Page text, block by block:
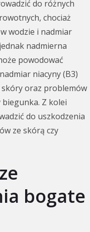
do różnych
chociaż
wodzie i nadmiar
nadmierna
powodować
niacyny (B3)
oraz problemów
biegunka. Z kolei
do uszkodzenia
ze skórą czy
bogate